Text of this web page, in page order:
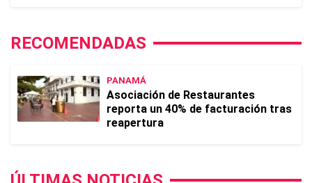
RECOMENDADAS
PANAMÁ
Asociación de Restaurantes
reporta un 40% de facturación tras
reapertura